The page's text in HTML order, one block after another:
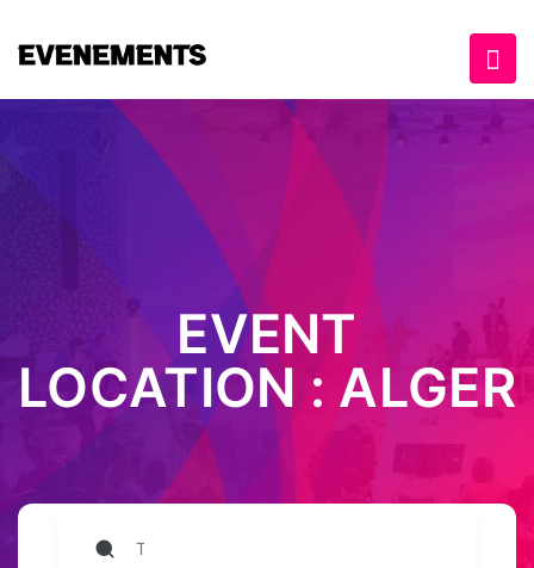
EVENT
LOCATION : ALGER